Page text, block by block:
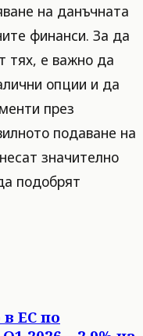
на данъчната
финанси. За да
тях, е важно да
опции и да
през
подаване на
значително
подобрят
ЕС по